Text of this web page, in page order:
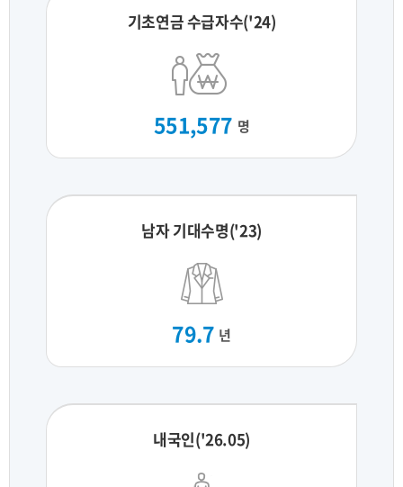
기초연금 수급자수('24)
551,577 명
남자 기대수명('23)
79.7 년
내국인('26.05)